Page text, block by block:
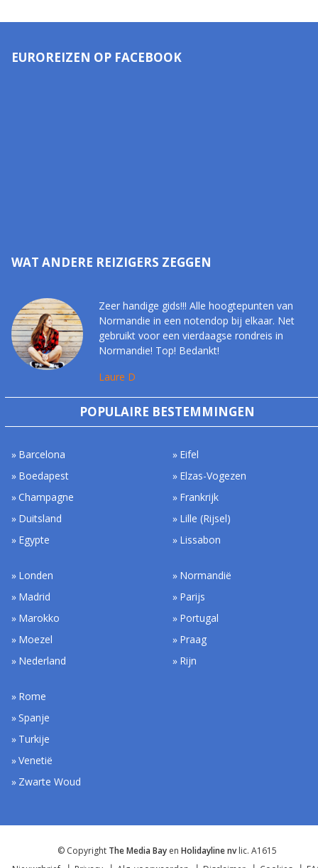
EUROREIZEN OP FACEBOOK
WAT ANDERE REIZIGERS ZEGGEN
Zeer handige gids!!! Alle hoogtepunten van
Normandie in een notendop bij elkaar. Net
gebruikt voor een vierdaagse rondreis in
Normandie! Top! Bedankt!
Laure D
POPULAIRE BESTEMMINGEN
Barcelona
Boedapest
Champagne
Duitsland
Egypte
Eifel
Elzas-Vogezen
Frankrijk
Lille (Rijsel)
Lissabon
Londen
Madrid
Marokko
Moezel
Nederland
Normandië
Parijs
Portugal
Praag
Rijn
Rome
Spanje
Turkije
Venetië
Zwarte Woud
© Copyright The Media Bay en Holidayline nvlic. A1615